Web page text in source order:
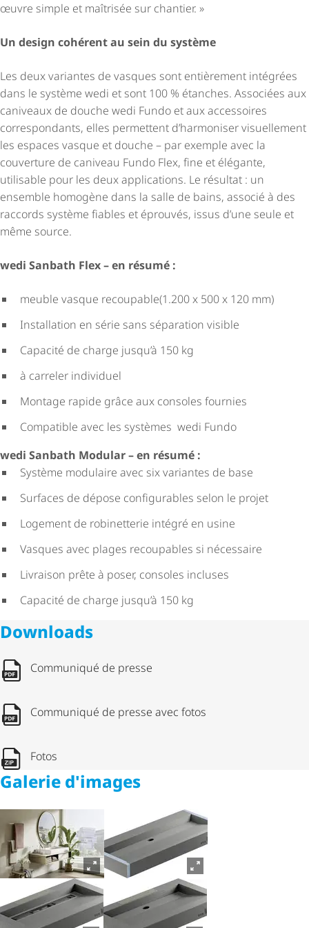
œuvre simple et maîtrisée sur chantier. »
Un design cohérent au sein du système
Les deux variantes de vasques sont entièrement intégrées
dans le système wedi et sont 100 % étanches. Associées aux
caniveaux de douche wedi Fundo et aux accessoires
correspondants, elles permettent d’harmoniser visuellement
les espaces vasque et douche – par exemple avec la
couverture de caniveau Fundo Flex, fine et élégante,
utilisable pour les deux applications. Le résultat : un
ensemble homogène dans la salle de bains, associé à des
raccords système fiables et éprouvés, issus d’une seule et
même source.
wedi Sanbath Flex – en résumé :
meuble vasque recoupable(1.200 x 500 x 120 mm)
Installation en série sans séparation visible
Capacité de charge jusqu’à 150 kg
à carreler individuel
Montage rapide grâce aux consoles fournies
Compatible avec les systèmes wedi Fundo
wedi Sanbath Modular – en résumé :
Système modulaire avec six variantes de base
Surfaces de dépose configurables selon le projet
Logement de robinetterie intégré en usine
Vasques avec plages recoupables si nécessaire
Livraison prête à poser, consoles incluses
Capacité de charge jusqu’à 150 kg
Downloads
Communiqué de presse
Communiqué de presse avec fotos
Fotos
Galerie d'images